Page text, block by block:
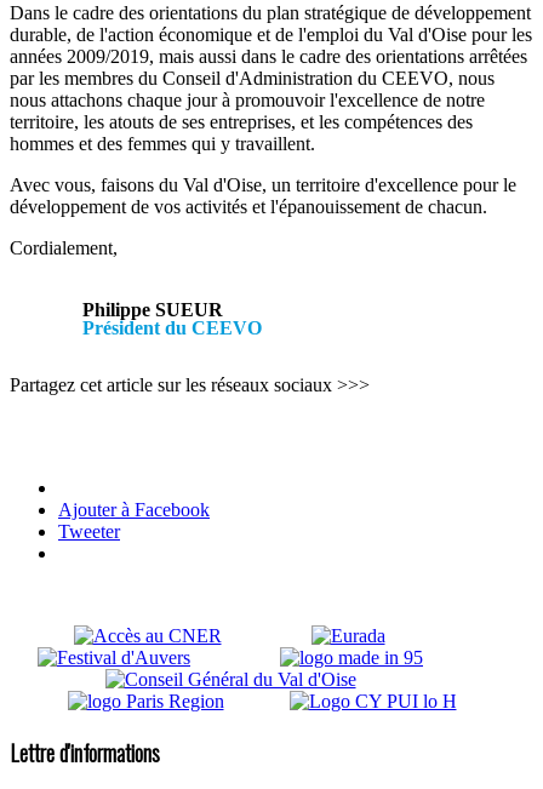
Dans le cadre des orientations du plan stratégique de développement
durable, de l'action économique et de l'emploi du Val d'Oise pour les
années 2009/2019, mais aussi dans le cadre des orientations arrêtées
par les membres du Conseil d'Administration du CEEVO, nous
nous attachons chaque jour à promouvoir l'excellence de notre
territoire, les atouts de ses entreprises, et les compétences des
hommes et des femmes qui y travaillent.
Avec vous, faisons du Val d'Oise, un territoire d'excellence pour le
développement de vos activités et l'épanouissement de chacun.
Cordialement,
Philippe SUEUR
Président du CEEVO
Partagez cet article sur les réseaux sociaux >>>
Ajouter à Facebook
Tweeter
Lettre d'informations